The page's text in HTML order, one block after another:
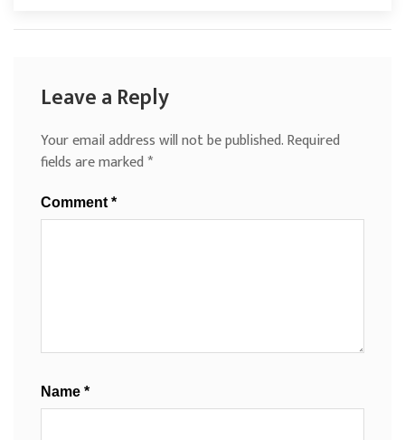
Leave a Reply
Your email address will not be published.Required
fields are marked*
Comment *
Name *